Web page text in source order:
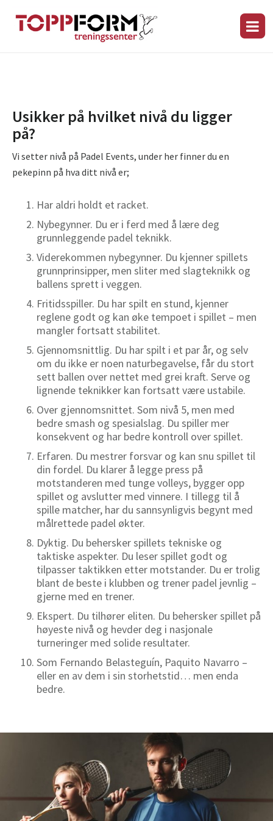
Usikker på hvilket nivå du ligger
på?
Vi setter nivå på Padel Events, under her finner du en
pekepinn på hva ditt nivå er;
Har aldri holdt et racket.
Nybegynner. Du er i ferd med å lære deg
grunnleggende padel teknikk.
Viderekommen nybegynner. Du kjenner spillets
grunnprinsipper, men sliter med slagteknikk og
ballens sprett i veggen.
Fritidsspiller. Du har spilt en stund, kjenner
reglene godt og kan øke tempoet i spillet – men
mangler fortsatt stabilitet.
Gjennomsnittlig. Du har spilt i et par år, og selv
om du ikke er noen naturbegavelse, får du stort
sett ballen over nettet med grei kraft. Serve og
lignende teknikker kan fortsatt være ustabile.
Over gjennomsnittet. Som nivå 5, men med
bedre smash og spesialslag. Du spiller mer
konsekvent og har bedre kontroll over spillet.
Erfaren. Du mestrer forsvar og kan snu spillet til
din fordel. Du klarer å legge press på
motstanderen med tunge volleys, bygger opp
spillet og avslutter med vinnere. I tillegg til å
spille matcher, har du sannsynligvis begynt med
målrettede padel økter.
Dyktig. Du behersker spillets tekniske og
taktiske aspekter. Du leser spillet godt og
tilpasser taktikken etter motstander. Du er trolig
blant de beste i klubben og trener padel jevnlig –
gjerne med en trener.
Ekspert. Du tilhører eliten. Du behersker spillet på
høyeste nivå og hevder deg i nasjonale
turneringer med solide resultater.
Som Fernando Belasteguín, Paquito Navarro –
eller en av dem i sin storhetstid… men enda
bedre.